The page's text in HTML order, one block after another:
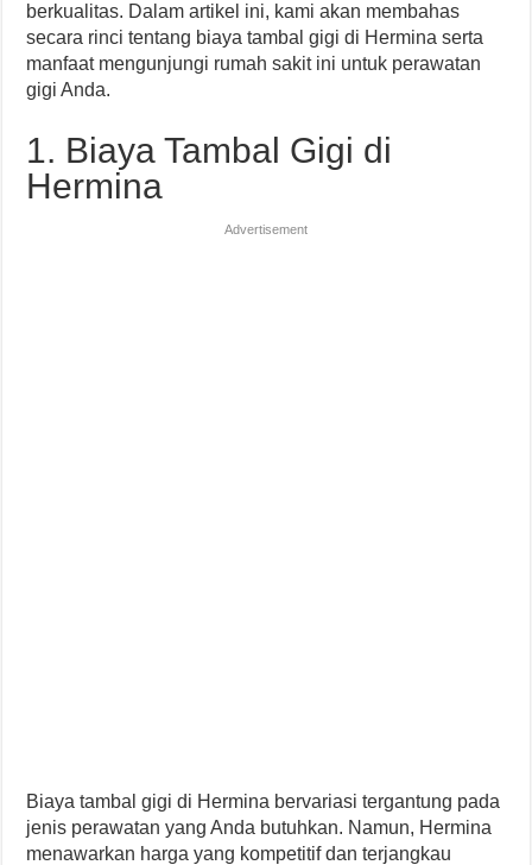
berkualitas. Dalam artikel ini, kami akan membahas
secara rinci tentang biaya tambal gigi di Hermina serta
manfaat mengunjungi rumah sakit ini untuk perawatan
gigi Anda.
1. Biaya Tambal Gigi di
Hermina
Advertisement
Biaya tambal gigi di Hermina bervariasi tergantung pada
jenis perawatan yang Anda butuhkan. Namun, Hermina
menawarkan harga yang kompetitif dan terjangkau